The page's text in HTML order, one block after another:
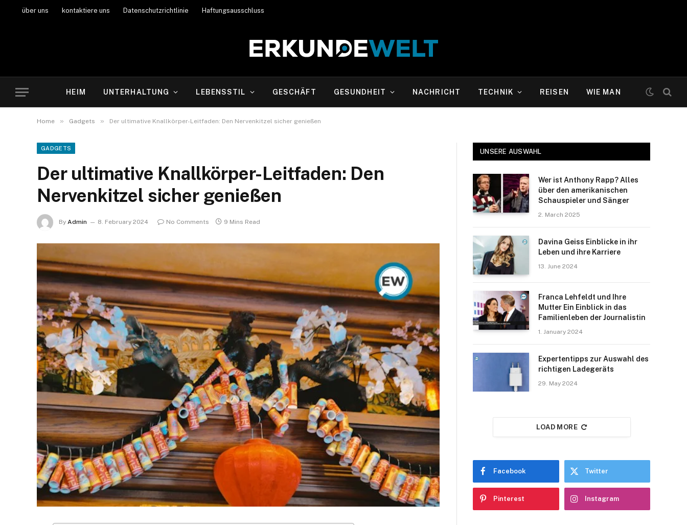
über uns kontaktiere uns Datenschutzrichtlinie Haftungsausschluss
HEIM UNTERHALTUNG LEBENSSTIL GESCHÄFT GESUNDHEIT NACHRICHT TECHNIK REISEN WIE MAN
Home » Gadgets » Der ultimative Knallkörper-Leitfaden: Den Nervenkitzel sicher genießen
GADGETS
Der ultimative Knallkörper-Leitfaden: Den
Nervenkitzel sicher genießen
By Admin 8. February 2024 No Comments 9 Mins Read
UNSERE AUSWAHL
Wer ist Anthony Rapp? Alles
über den amerikanischen
Schauspieler und Sänger
2. March 2025
Davina Geiss Einblicke in ihr
Leben und ihre Karriere
13. June 2024
Franca Lehfeldt und Ihre
Mutter Ein Einblick in das
Familienleben der Journalistin
1. January 2024
Expertentipps zur Auswahl des
richtigen Ladegeräts
29. May 2024
LOAD MORE
Facebook Twitter
Pinterest Instagram